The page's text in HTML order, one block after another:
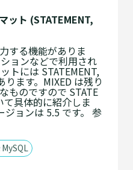
ット (STATEMENT,
する機能がありま
ョンなどで利用され
トには STATEMENT,
ります。MIXED は残り
ものですので STATE
て具体的に紹介しま
ジョンは 5.5 です。 参
MySQL